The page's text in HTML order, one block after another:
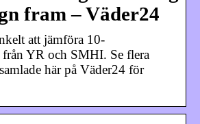
fram – Väder24
att jämföra 10-
YR och SMHI. Se flera
här på Väder24 för